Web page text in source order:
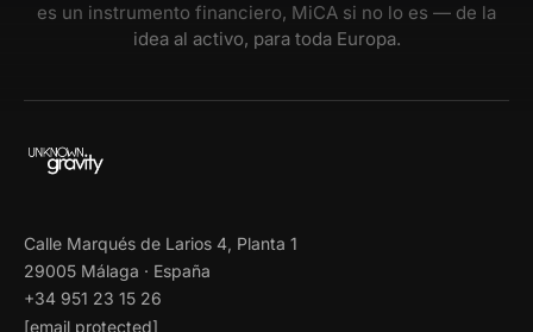
es un instrumento financiero, MiCA si no lo es — de la
idea al activo, para toda Europa.
Calle Marqués de Larios 4, Planta 1
29005 Málaga · España
+34 951 23 15 26
[email protected]